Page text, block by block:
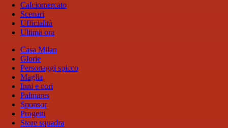
Calciomercato
Scenari
Ufficialità
Ultima ora
Casa Milan
Glorie
Personaggi spicco
Maglia
Inni e cori
Palmares
Sponsor
Progetti
Store squadra